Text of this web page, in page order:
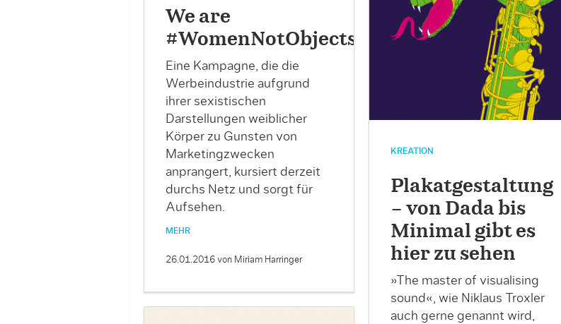
We are
#WomenNotObjects
Eine Kampagne, die die
Werbeindustrie aufgrund
ihrer sexistischen
Darstellungen weiblicher
Körper zu Gunsten von
Marketingzwecken
anprangert, kursiert derzeit
durchs Netz und sorgt für
Aufsehen.
MEHR
26.01.2016 von Miriam Harringer
KREATION
Plakatgestaltung
– von Dada bis
Minimal gibt es
hier zu sehen
»The master of visualising
sound«, wie Niklaus Troxler
auch gerne genannt wird,